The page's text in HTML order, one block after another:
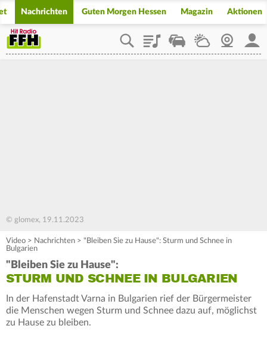
Nachrichten Guten Morgen Hessen Magazin Aktionen
PlaylistStaupilotWetterWebcam
© glomex, 19.11.2023
Video > Nachrichten > "Bleiben Sie zu Hause": Sturm und Schnee in
Bulgarien
"Bleiben Sie zu Hause":
STURM UND SCHNEE IN BULGARIEN
In der Hafenstadt Varna in Bulgarien rief der Bürgermeister
die Menschen wegen Sturm und Schnee dazu auf, möglichst
zu Hause zu bleiben.